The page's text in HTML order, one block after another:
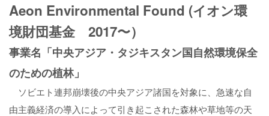
Aeon Environmental Found (イオン環
境財団基金 2017〜）
事業名「中央アジア・タジキスタン国自然環境保全
のための植林」
ソビエト連邦崩壊後の中央アジア諸国を対象に、急速な自
由主義経済の導入によって引き起こされた森林や草地等の天